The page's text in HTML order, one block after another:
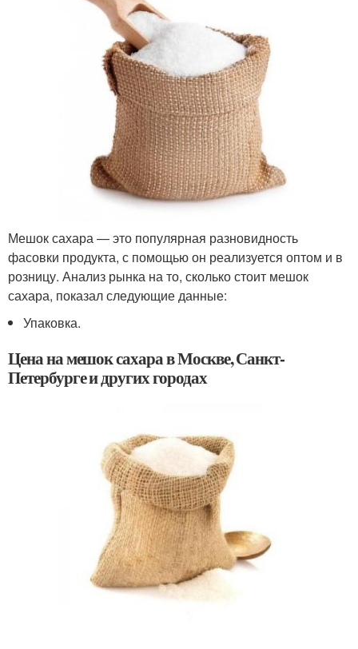
Мешок сахара — это популярная разновидность
фасовки продукта, с помощью он реализуется оптом и в
розницу. Анализ рынка на то, сколько стоит мешок
сахара, показал следующие данные:
Упаковка.
Цена на мешок сахара в Москве, Санкт-
Петербурге и других городах